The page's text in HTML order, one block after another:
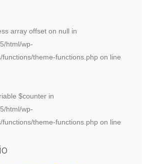
array offset on null in
html/wp-
theme-functions.php on line
$counter in
html/wp-
theme-functions.php on line